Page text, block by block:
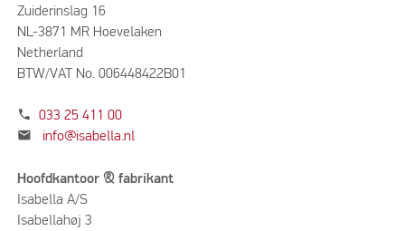
Zuiderinslag 16
NL-3871 MR Hoevelaken
Netherland
BTW/VAT No. 006448422B01
phone 033 25 411 00
mail info@isabella.nl
Hoofdkantoor & fabrikant
Isabella A/S
Isabellahøj 3